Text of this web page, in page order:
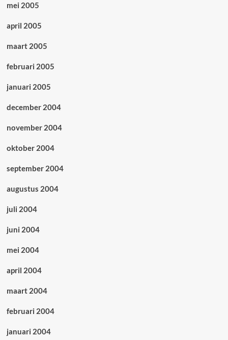
mei 2005
april 2005
maart 2005
februari 2005
januari 2005
december 2004
november 2004
oktober 2004
september 2004
augustus 2004
juli 2004
juni 2004
mei 2004
april 2004
maart 2004
februari 2004
januari 2004